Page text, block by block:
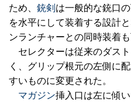
ため、 銃剣 は一般的な銃口
を水平にして装着する設計
ンランチャーとの同時装着
セレクターは従来のダス
く、グリップ根元の左側に
すいものに変更された。
マガジン挿入口は左に傾